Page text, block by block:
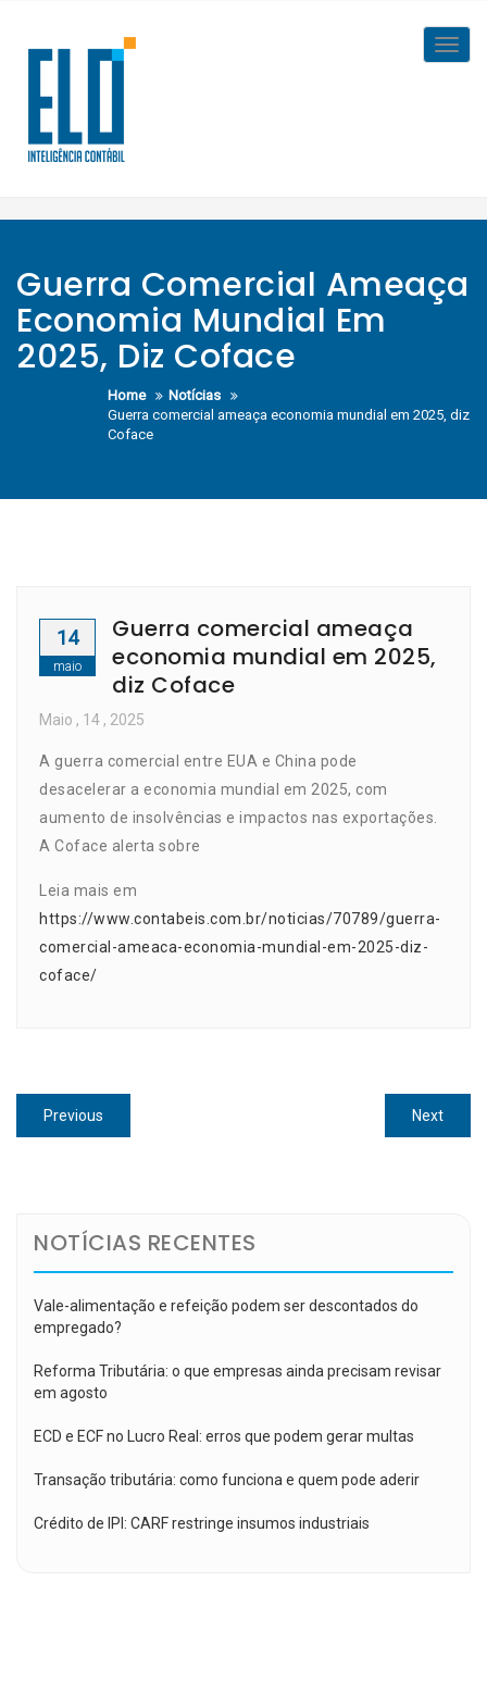
content
Guerra Comercial Ameaça
Economia Mundial Em
2025, Diz Coface
Home
Notícias
Guerra comercial ameaça economia mundial em 2025, diz
Coface
14
maio
Guerra comercial ameaça
economia mundial em 2025,
diz Coface
Maio , 14 , 2025
A guerra comercial entre EUA e China pode
desacelerar a economia mundial em 2025, com
aumento de insolvências e impactos nas exportações.
A Coface alerta sobre
Leia mais em
https://www.contabeis.com.br/noticias/70789/guerra-
comercial-ameaca-economia-mundial-em-2025-diz-
coface/
Navegação
de
Previous
post:
NextNext
post:
NOTÍCIAS RECENTES
Vale-alimentação e refeição podem ser descontados do
empregado?
Reforma Tributária: o que empresas ainda precisam revisar
em agosto
ECD e ECF no Lucro Real: erros que podem gerar multas
Transação tributária: como funciona e quem pode aderir
Crédito de IPI: CARF restringe insumos industriais